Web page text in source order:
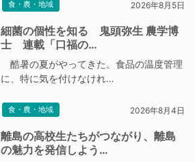
食・農・地域 2026年8月5日
細菌の個性を知る 鬼頭弥生 農学博
士 連載「口福の…
酷暑の夏がやってきた。食品の温度管理
に、特に気を付けなけれ…
食・農・地域 2026年8月4日
離島の高校生たちがつながり、離島
の魅力を発信しよう…